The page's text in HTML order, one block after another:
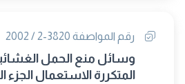
رقم المواصفة 3820-2 / 2002
وسائل منع الحمل
المتكررة